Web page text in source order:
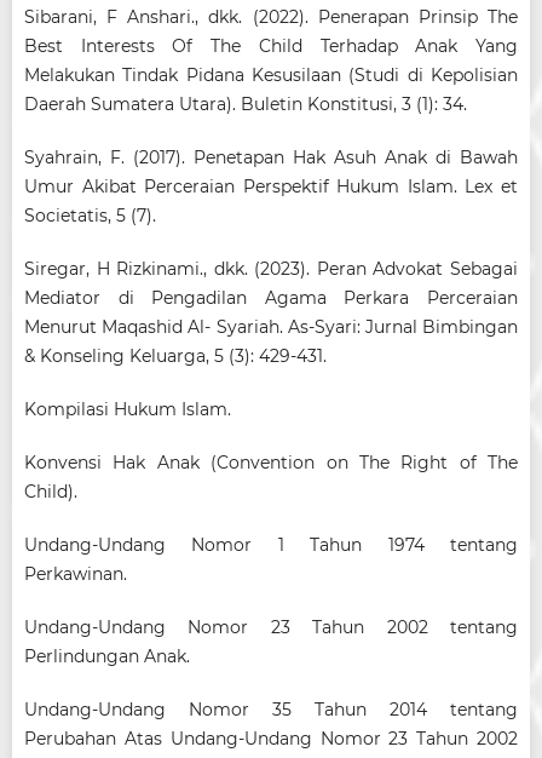
Sibarani, F Anshari., dkk. (2022). Penerapan Prinsip The
Best Interests Of The Child Terhadap Anak Yang
Melakukan Tindak Pidana Kesusilaan (Studi di Kepolisian
Daerah Sumatera Utara). Buletin Konstitusi, 3 (1): 34.
Syahrain, F. (2017). Penetapan Hak Asuh Anak di Bawah
Umur Akibat Perceraian Perspektif Hukum Islam. Lex et
Societatis, 5 (7).
Siregar, H Rizkinami., dkk. (2023). Peran Advokat Sebagai
Mediator di Pengadilan Agama Perkara Perceraian
Menurut Maqashid Al- Syariah. As-Syari: Jurnal Bimbingan
& Konseling Keluarga, 5 (3): 429-431.
Kompilasi Hukum Islam.
Konvensi Hak Anak (Convention on The Right of The
Child).
Undang-Undang Nomor 1 Tahun 1974 tentang
Perkawinan.
Undang-Undang Nomor 23 Tahun 2002 tentang
Perlindungan Anak.
Undang-Undang Nomor 35 Tahun 2014 tentang
Perubahan Atas Undang-Undang Nomor 23 Tahun 2002